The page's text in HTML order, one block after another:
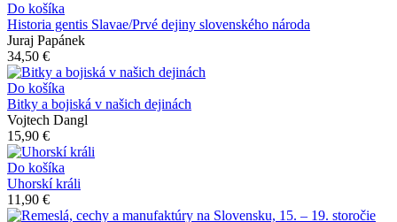
Do košíka
Historia gentis Slavae/Prvé dejiny slovenského národa
Juraj Papánek
34,50 €
Do košíka
Bitky a bojiská v našich dejinách
Vojtech Dangl
15,90 €
Do košíka
Uhorskí králi
11,90 €